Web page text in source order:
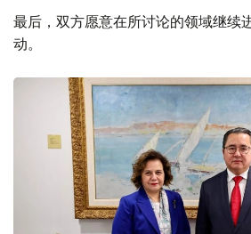
最后，双方愿意在所讨论的领域继续
动。